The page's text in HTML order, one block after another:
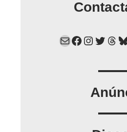
Mail Facebook Instagram Twitter Threads Bluesky